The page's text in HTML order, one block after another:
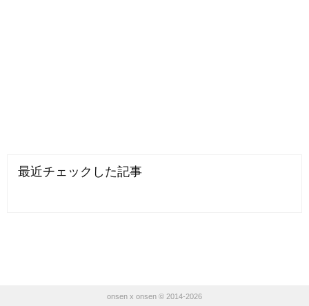
最近チェックした記事
onsen x onsen © 2014-2026